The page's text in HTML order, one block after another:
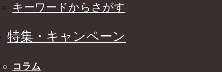
キーワードからさがす
特集・キャンペーン
コラム